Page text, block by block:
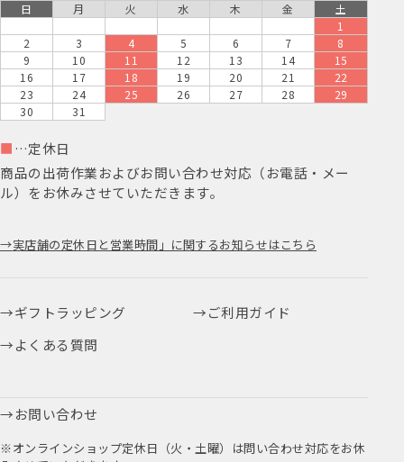
日 月 火 水 木 金
土
1
2
3 4 5 6 7
8
9
10 11 12 13 14
15
16
17 18 19 20 21
22
23
24 25 26 27 28
29
30
31
■ …定休日
商品の出荷作業およびお問い合わせ対応（お電話・メー
ル）をお休みさせていただきます。
実店舗の定休日と営業時間」に関するお知らせはこちら
ギフトラッピング
ご利用ガイド
よくある質問
お問い合わせ
※オンラインショップ定休日（火・土曜）は問い合わせ対応をお休